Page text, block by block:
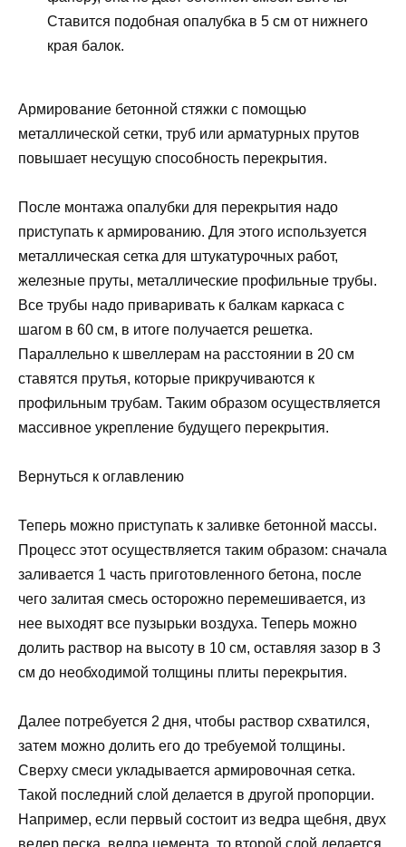
Ставится подобная опалубка в 5 см от нижнего
края балок.
Армирование бетонной стяжки с помощью
металлической сетки, труб или арматурных прутов
повышает несущую способность перекрытия.
После монтажа опалубки для перекрытия надо
приступать к армированию. Для этого используется
металлическая сетка для штукатурочных работ,
железные пруты, металлические профильные трубы.
Все трубы надо приваривать к балкам каркаса с
шагом в 60 см, в итоге получается решетка.
Параллельно к швеллерам на расстоянии в 20 см
ставятся прутья, которые прикручиваются к
профильным трубам. Таким образом осуществляется
массивное укрепление будущего перекрытия.
Вернуться к оглавлению
Теперь можно приступать к заливке бетонной массы.
Процесс этот осуществляется таким образом: сначала
заливается 1 часть приготовленного бетона, после
чего залитая смесь осторожно перемешивается, из
нее выходят все пузырьки воздуха. Теперь можно
долить раствор на высоту в 10 см, оставляя зазор в 3
см до необходимой толщины плиты перекрытия.
Далее потребуется 2 дня, чтобы раствор схватился,
затем можно долить его до требуемой толщины.
Сверху смеси укладывается армировочная сетка.
Такой последний слой делается в другой пропорции.
Например, если первый состоит из ведра щебня, двух